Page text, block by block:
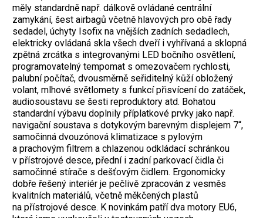
měly standardně např. dálkově ovládané centrální
zamykání, šest airbagů včetně hlavových pro obě řady
sedadel, úchyty Isofix na vnějších zadních sedadlech,
elektricky ovládaná skla všech dveří i vyhřívaná a sklopná
zpětná zrcátka s integrovanými LED bočního osvětlení,
programovatelný tempomat s omezovačem rychlosti,
palubní počítač, dvousměrně seřiditelný kůží obložený
volant, mlhové světlomety s funkcí přisvícení do zatáček,
audiosoustavu se šesti reproduktory atd. Bohatou
standardní výbavu doplnily příplatkové prvky jako např.
navigační soustava s dotykovým barevným displejem 7“,
samočinná dvouzónová klimatizace s pylovým
a prachovým filtrem a chlazenou odkládací schránkou
v přístrojové desce, přední i zadní parkovací čidla či
samočinné stírače s dešťovým čidlem. Ergonomicky
dobře řešený interiér je pečlivě zpracován z vesměs
kvalitních materiálů, včetně měkčených plastů
na přístrojové desce. K novinkám patří dva motory EU6,